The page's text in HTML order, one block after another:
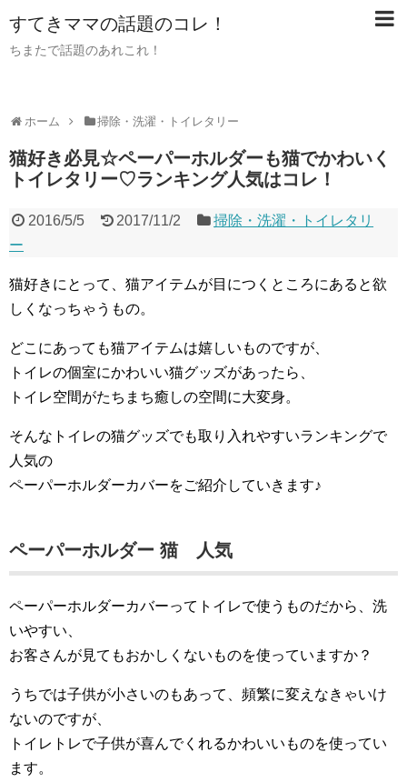
すてきママの話題のコレ！
ちまたで話題のあれこれ！
ホーム 掃除・洗濯・トイレタリー
猫好き必見☆ペーパーホルダーも猫でかわいく
トイレタリー♡ランキング人気はコレ！
2016/5/5 2017/11/2
掃除・洗濯・トイレタリ
ー
猫好きにとって、猫アイテムが目につくところにあると欲
しくなっちゃうもの。
どこにあっても猫アイテムは嬉しいものですが、
トイレの個室にかわいい猫グッズがあったら、
トイレ空間がたちまち癒しの空間に大変身。
そんなトイレの猫グッズでも取り入れやすいランキングで
人気の
ペーパーホルダーカバーをご紹介していきます♪
ペーパーホルダー 猫 人気
ペーパーホルダーカバーってトイレで使うものだから、洗
いやすい、
お客さんが見てもおかしくないものを使っていますか？
うちでは子供が小さいのもあって、頻繁に変えなきゃいけ
ないのですが、
トイレトレで子供が喜んでくれるかわいいものを使ってい
ます。